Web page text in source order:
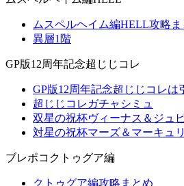
ムスペルヘイム編HELL攻略ま
異層1階
GP版12周年記念超じじコレ
GP版12周年記念超じじコレは
超じじコレガチャシミュ
双星の祝杯ヴィーナス＆ジュ
対星の祝杯マーズ＆マーキュ
ブレポコクトゥグア編
クトゥグア編攻略まとめ